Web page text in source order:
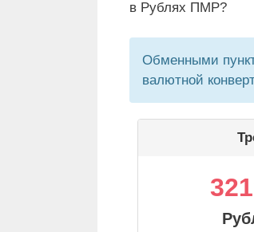
в Рублях ПМР?
Обменными
валютной